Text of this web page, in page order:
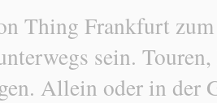
Thing Frankfurt
sein.
Allein oder in der